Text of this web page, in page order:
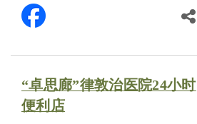
“卓思廊”律敦治医院24小时
便利店